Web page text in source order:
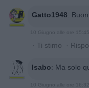
Gatto1948:
10 Giugno alle ore 15:45
· Ti stimo ·
Isabo: Ma solo
10 Giugno alle ore 16:32